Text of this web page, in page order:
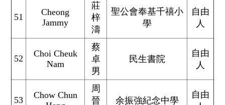
51
Cheong
Jammy
莊
梓
濤
聖公會奉基千禧小
學
自由
人
52
Choi Cheuk
Nam
蔡
卓
男
民生書院
自由
人
53
Chow Chun
周
晉
余振強紀念中學
自由